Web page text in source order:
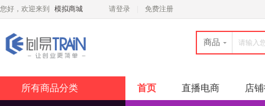
您好，欢迎来到 模拟商城 请登录 免费注册
商品
所有商品分类 首页 直播电商 店